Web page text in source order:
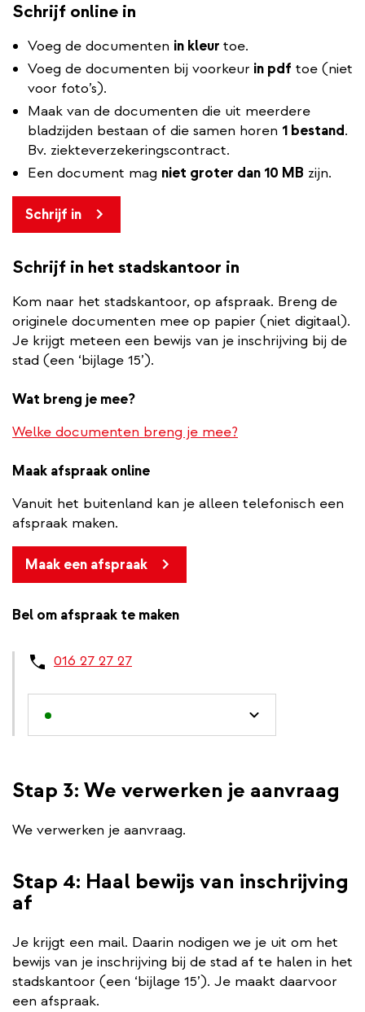
Schrijf online in
Voeg de documenten in kleur toe.
Voeg de documenten bij voorkeur in pdf toe (niet
voor foto’s).
Maak van de documenten die uit meerdere
bladzijden bestaan of die samen horen 1 bestand.
Bv. ziekteverzekeringscontract.
Een document mag niet groter dan 10 MB zijn.
Schrijf in
Schrijf in het stadskantoor in
Kom naar het stadskantoor, op afspraak. Breng de
originele documenten mee op papier (niet digitaal).
Je krijgt meteen een bewijs van je inschrijving bij de
stad (een ‘bijlage 15’).
Wat breng je mee?
Welke documenten breng je mee?
Maak afspraak online
Vanuit het buitenland kan je alleen telefonisch een
afspraak maken.
Maak een afspraak
Bel om afspraak te maken
016 27 27 27
Stap 3: We verwerken je aanvraag
We verwerken je aanvraag.
Stap 4: Haal bewijs van inschrijving
af
Je krijgt een mail. Daarin nodigen we je uit om het
bewijs van je inschrijving bij de stad af te halen in het
stadskantoor (een ‘bijlage 15’). Je maakt daarvoor
een afspraak.